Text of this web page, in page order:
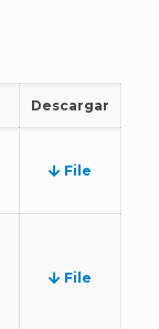
Descargar
File
File